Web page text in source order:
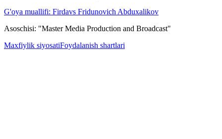
G'oya muallifi: Firdavs Fridunovich Abduxalikov
Asoschisi: "Master Media Production and Broadcast"
Maxfiylik siyosatiFoydalanish shartlari